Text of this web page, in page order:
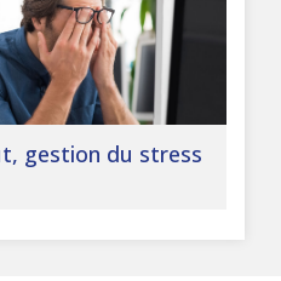
gestion du stress